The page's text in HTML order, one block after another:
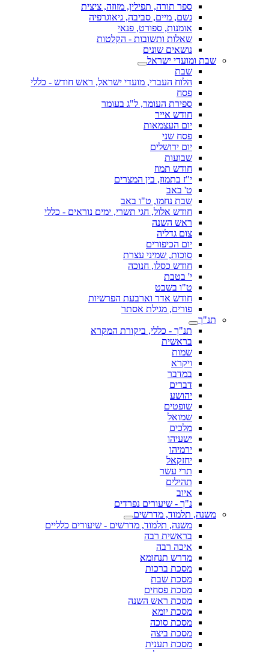
ספר תורה, תפילין, מזוזה, ציצית
גשם, מיים, סביבה, גיאוגרפיה
אומנות, ספורט, פנאי
שאלות ותשובות - הקלטות
נושאים שונים
שבת ומועדי ישראל
שבת
הלוח העברי, מועדי ישראל, ראש חודש - כללי
פסח
ספירת העומר, ל"ג בעומר
חודש אייר
יום העצמאות
פסח שני
יום ירושלים
שבועות
חודש תמוז
י"ז בתמוז, בין המצרים
ט' באב
שבת נחמו, ט"ו באב
חודש אלול, חגי תשרי, ימים נוראים - כללי
ראש השנה
צום גדליה
יום הכיפורים
סוכות, שמיני עצרת
חודש כסלו, חנוכה
י' בטבת
ט"ו בשבט
חודש אדר וארבעת הפרשיות
פורים, מגילת אסתר
תנ"ך
תנ"ך - כללי, ביקורת המקרא
בראשית
שמות
ויקרא
במדבר
דברים
יהושע
שופטים
שמואל
מלכים
ישעיהו
ירמיהו
יחזקאל
תרי עשר
תהילים
איוב
נ"ך - שיעורים נפרדים
משנה, תלמוד, מדרשים
משנה, תלמוד, מדרשים - שיעורים כלליים
בראשית רבה
איכה רבה
מדרש תנחומא
מסכת ברכות
מסכת שבת
מסכת פסחים
מסכת ראש השנה
מסכת יומא
מסכת סוכה
מסכת ביצה
מסכת תענית